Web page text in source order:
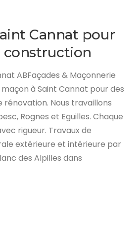
Cannat pour
construction
ABFaçades & Maçonnerie
à Saint Cannat pour des
rénovation. Nous travaillons
Rognes et Eguilles. Chaque
rigueur. Travaux de
extérieure et intérieure par
des Alpilles dans